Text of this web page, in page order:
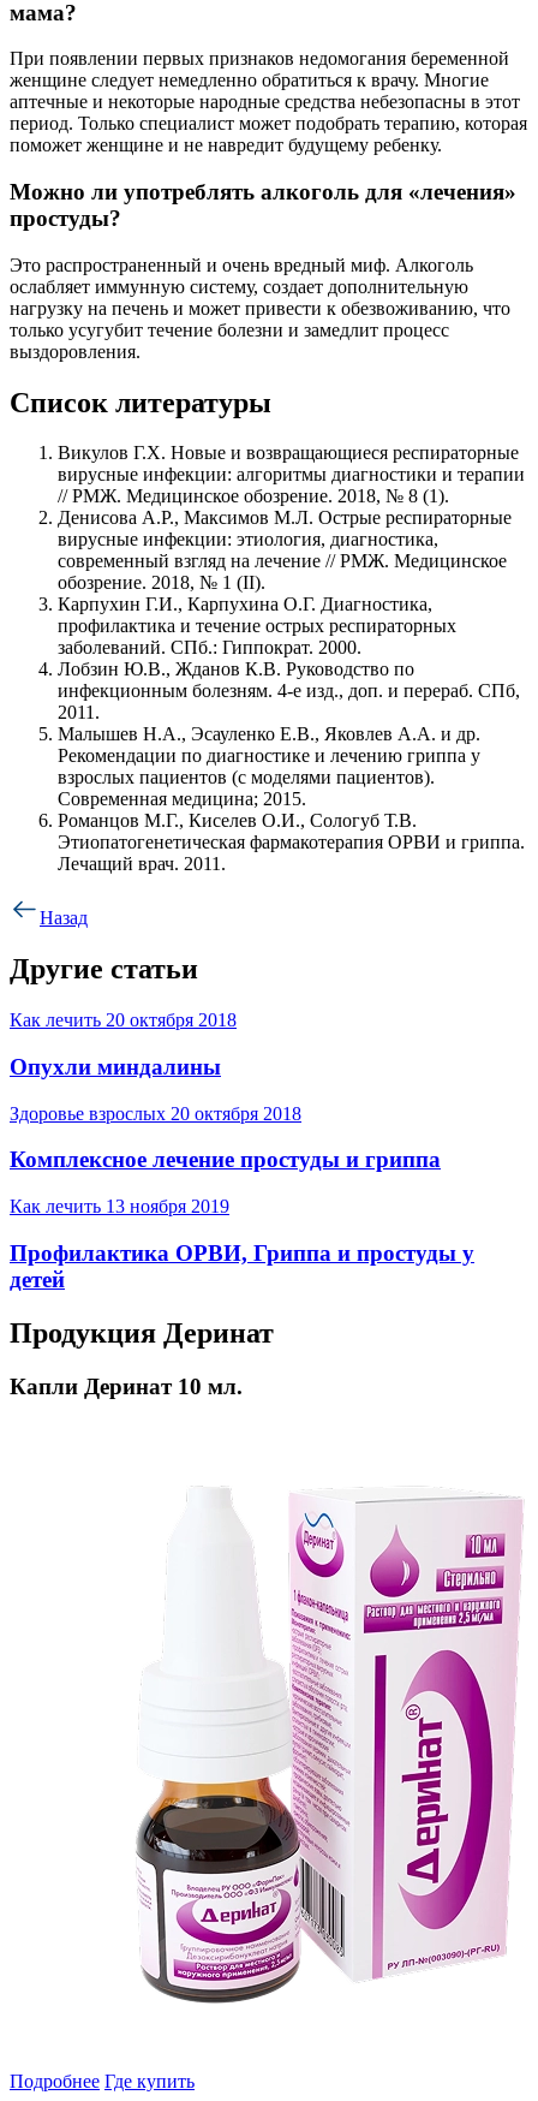
мама?
При появлении первых признаков недомогания беременной
женщине следует немедленно обратиться к врачу. Многие
аптечные и некоторые народные средства небезопасны в этот
период. Только специалист может подобрать терапию, которая
поможет женщине и не навредит будущему ребенку.
Можно ли употреблять алкоголь для «лечения»
простуды?
Это распространенный и очень вредный миф. Алкоголь
ослабляет иммунную систему, создает дополнительную
нагрузку на печень и может привести к обезвоживанию, что
только усугубит течение болезни и замедлит процесс
выздоровления.
Список литературы
Викулов Г.Х. Новые и возвращающиеся респираторные
вирусные инфекции: алгоритмы диагностики и терапии
// РМЖ. Медицинское обозрение. 2018, № 8 (1).
Денисова А.Р., Максимов М.Л. Острые респираторные
вирусные инфекции: этиология, диагностика,
современный взгляд на лечение // РМЖ. Медицинское
обозрение. 2018, № 1 (II).
Карпухин Г.И., Карпухина О.Г. Диагностика,
профилактика и течение острых респираторных
заболеваний. СПб.: Гиппократ. 2000.
Лобзин Ю.В., Жданов К.В. Руководство по
инфекционным болезням. 4-е изд., доп. и перераб. СПб,
2011.
Малышев Н.А., Эсауленко Е.В., Яковлев А.А. и др.
Рекомендации по диагностике и лечению гриппа у
взрослых пациентов (с моделями пациентов).
Современная медицина; 2015.
Романцов М.Г., Киселев О.И., Сологуб Т.В.
Этиопатогенетическая фармакотерапия ОРВИ и гриппа.
Лечащий врач. 2011.
Назад
Другие статьи
Как лечить 20 октября 2018
Опухли миндалины
Здоровье взрослых 20 октября 2018
Комплексное лечение простуды и гриппа
Как лечить 13 ноября 2019
Профилактика ОРВИ, Гриппа и простуды у
детей
Продукция Деринат
Капли Деринат 10 мл.
Подробнее Где купить